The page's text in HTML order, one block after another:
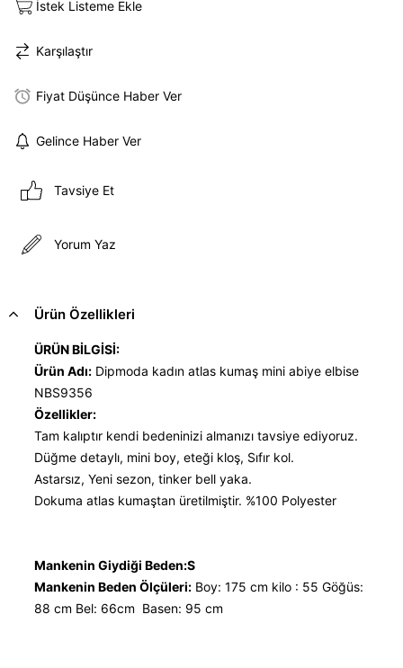
İstek Listeme Ekle
Karşılaştır
Fiyat Düşünce Haber Ver
Gelince Haber Ver
Tavsiye Et
Yorum Yaz
Ürün Özellikleri
ÜRÜN BİLGİSİ:
Ürün Adı: Dipmoda kadın atlas kumaş mini abiye elbise
NBS9356
Özellikler:
Tam kalıptır kendi bedeninizi almanızı tavsiye ediyoruz.
Düğme detaylı, mini boy, eteği kloş, Sıfır kol.
Astarsız, Yeni sezon, tinker bell yaka.
Dokuma atlas kumaştan üretilmiştir. %100 Polyester
Mankenin Giydiği Beden:S
Mankenin Beden Ölçüleri: Boy: 175 cm kilo : 55 Göğüs:
88 cm Bel: 66cm Basen: 95 cm